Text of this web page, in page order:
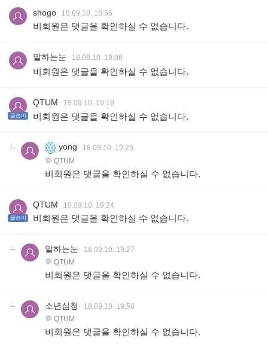
shogo 18.09.10. 18:56
비회원은 댓글을 확인하실 수 없습니다.
말하는눈 18.09.10. 19:08
비회원은 댓글을 확인하실 수 없습니다.
글쓴이
QTUM 18.09.10. 19:18
비회원은 댓글을 확인하실 수 없습니다.
yong
18.09.10. 19:25
QTUM
비회원은 댓글을 확인하실 수 없습니다.
글쓴이
QTUM 18.09.10. 19:24
비회원은 댓글을 확인하실 수 없습니다.
말하는눈
18.09.10. 19:27
QTUM
비회원은 댓글을 확인하실 수 없습니다.
소년심청
18.09.10. 19:58
QTUM
비회원은 댓글을 확인하실 수 없습니다.